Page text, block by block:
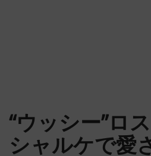
“ウッシー”ロ
シャルケで愛